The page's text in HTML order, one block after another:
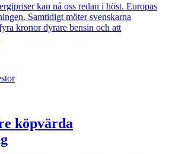
kan nå oss redan i höst. Europas
Samtidigt möter svenskarna
kronor dyrare bensin och att
köpvärda